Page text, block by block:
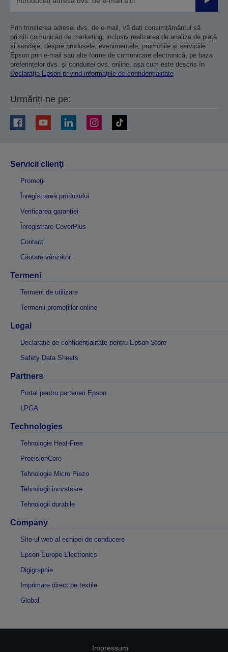
Prin trimiterea adresei dvs. de e-mail, vă dați consimțământul să
primiți comunicări de marketing, inclusiv realizarea de analize de piață
și sondaje, despre produsele, evenimentele, promoțiile și serviciile
Epson prin e-mail sau alte forme de comunicare electronică, pe baza
preferințelor dvs. și conduitei dvs. online, așa cum este descris în
Declarația Epson privind informațiile de confidențialitate
Urmăriți-ne pe:
Servicii clienţi
Promoţii
Înregistrarea produsului
Verificarea garanției
Înregistrare CoverPlus
Contact
Căutare vânzător
Termeni
Termeni de utilizare
Termenii promoțiilor online
Legal
Declarație de confidențialitate pentru Epson Store
Safety Data Sheets
Partners
Portal pentru parteneri Epson
LPGA
Technologies
Tehnologie Heat-Free
PrecisionCore
Tehnologie Micro Piezo
Tehnologii inovatoare
Tehnologii durabile
Company
Site-ul web al echipei de conducere
Epson Europe Electronics
Digigraphie
Imprimare direct pe textile
Global
Impressum